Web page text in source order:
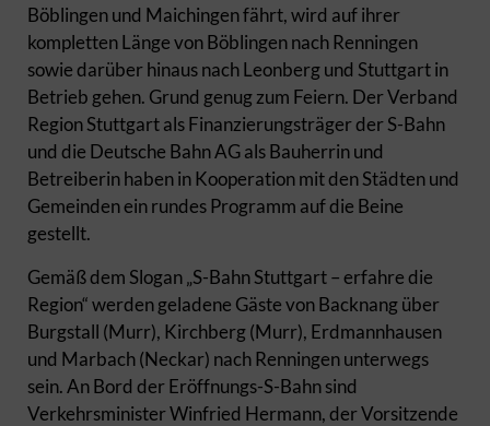
Böblingen und Maichingen fährt, wird auf ihrer
kompletten Länge von Böblingen nach Renningen
sowie darüber hinaus nach Leonberg und Stuttgart in
Betrieb gehen. Grund genug zum Feiern. Der Verband
Region Stuttgart als Finanzierungsträger der S-Bahn
und die Deutsche Bahn AG als Bauherrin und
Betreiberin haben in Kooperation mit den Städten und
Gemeinden ein rundes Programm auf die Beine
gestellt.
Gemäß dem Slogan „S-Bahn Stuttgart – erfahre die
Region“ werden geladene Gäste von Backnang über
Burgstall (Murr), Kirchberg (Murr), Erdmannhausen
und Marbach (Neckar) nach Renningen unterwegs
sein. An Bord der Eröffnungs-S-Bahn sind
Verkehrsminister Winfried Hermann, der Vorsitzende